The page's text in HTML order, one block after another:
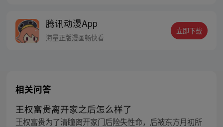
发誓：要让背叛欺辱过她的那些人，受尽折
磨，百倍还之！
腾讯动漫App
海量正版漫画畅快看
立即下载
相关问答
王权富贵离开家之后怎么样了
王权富贵为了清瞳离开家门后险失性命，后被东方月初所